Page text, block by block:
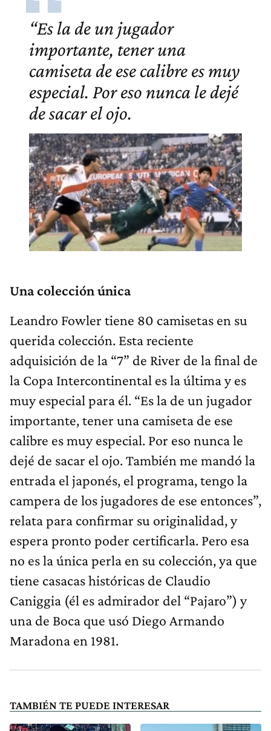
“Es la de un jugador
importante, tener una
camiseta de ese calibre es muy
especial. Por eso nunca le dejé
de sacar el ojo.
Una colección única
Leandro Fowler tiene 80 camisetas en su
querida colección. Esta reciente
adquisición de la “7” de River de la final de
la Copa Intercontinental es la última y es
muy especial para él. “Es la de un jugador
importante, tener una camiseta de ese
calibre es muy especial. Por eso nunca le
dejé de sacar el ojo. También me mandó la
entrada el japonés, el programa, tengo la
campera de los jugadores de ese entonces”,
relata para confirmar su originalidad, y
espera pronto poder certificarla. Pero esa
no es la única perla en su colección, ya que
tiene casacas históricas de Claudio
Caniggia (él es admirador del “Pajaro”) y
una de Boca que usó Diego Armando
Maradona en 1981.
TAMBIÉN TE PUEDE INTERESAR